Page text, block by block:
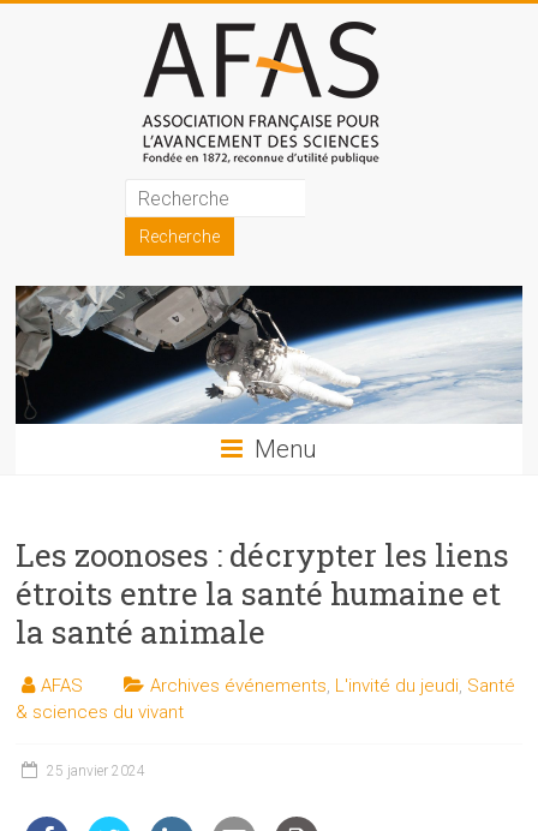
Association
française
pour
l'avancement
des
sciences
les
sciences
et
les
auprès
public
Menu
Les zoonoses : décrypter les liens
étroits entre la santé humaine et
la santé animale
AFAS Archives événements, L'invité du jeudi, Santé
& sciences du vivant
25 janvier 2024